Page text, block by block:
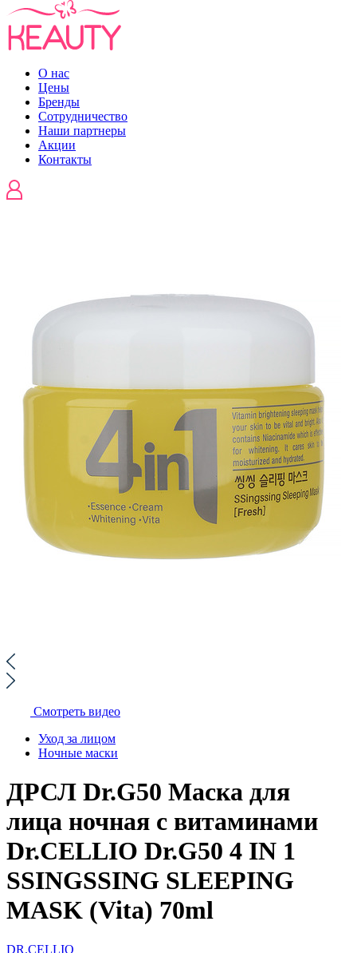
О нас
Цены
Бренды
Сотрудничество
Наши партнеры
Акции
Контакты
Смотреть видео
Уход за лицом
Ночные маски
ДРСЛ Dr.G50 Маска для
лица ночная с витаминами
Dr.CELLIO Dr.G50 4 IN 1
SSINGSSING SLEEPING
MASK (Vita) 70ml
DR.CELLIO